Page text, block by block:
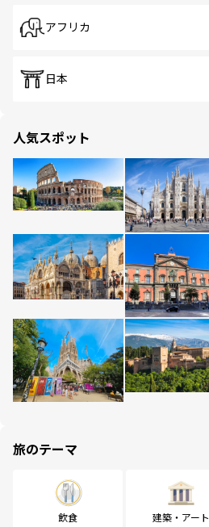
アフリカ
日本
人気スポット
旅のテーマ
飲食 建築・アート